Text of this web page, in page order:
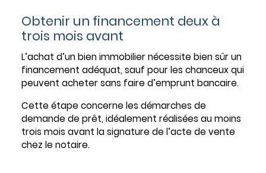
Obtenir un financement deux à
trois mois avant
L’achat d’un bien immobilier nécessite bien sûr un
financement adéquat, sauf pour les chanceux qui
peuvent acheter sans faire d’emprunt bancaire.
Cette étape concerne les démarches de
demande de prêt, idéalement réalisées au moins
trois mois avant la signature de l’acte de vente
chez le notaire.